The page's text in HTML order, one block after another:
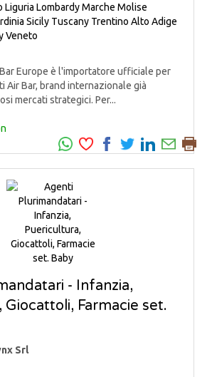
Liguria LombardyMarche Molise
Sicily Tuscany Trentino Alto Adige
Veneto
Europe è l'importatore ufficiale per
Air Bar, brand internazionale già
mercati strategici. Per...
- Infanzia,
Giocattoli, Farmacie set.
Srl